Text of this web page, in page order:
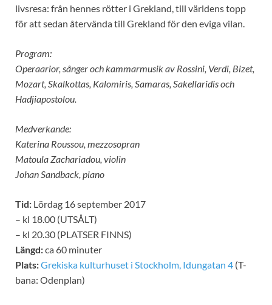
livsresa: från hennes rötter i Grekland, till världens topp
för att sedan återvända till Grekland för den eviga vilan.
Program:
Operaarior, sånger och kammarmusik av Rossini, Verdi, Bizet,
Mozart, Skalkottas, Kalomiris, Samaras, Sakellaridis och
Hadjiapostolou.
Medverkande:
Katerina Roussou, mezzosopran
Matoula Zachariadou, violin
Johan Sandback, piano
Tid: Lördag 16 september 2017
– kl 18.00 (UTSÅLT)
– kl 20.30 (PLATSER FINNS)
Längd:ca 60 minuter
Plats:Grekiska kulturhuset i Stockholm, Idungatan 4 (T-
bana: Odenplan)